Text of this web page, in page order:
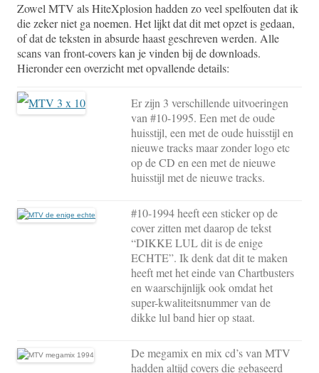
Zowel MTV als HiteXplosion hadden zo veel spelfouten dat ik
die zeker niet ga noemen. Het lijkt dat dit met opzet is gedaan,
of dat de teksten in absurde haast geschreven werden. Alle
scans van front-covers kan je vinden bij de downloads.
Hieronder een overzicht met opvallende details:
Er zijn 3 verschillende uitvoeringen
van #10-1995. Een met de oude
huisstijl, een met de oude huisstijl en
nieuwe tracks maar zonder logo etc
op de CD en een met de nieuwe
huisstijl met de nieuwe tracks.
#10-1994 heeft een sticker op de
cover zitten met daarop de tekst
“DIKKE LUL dit is de enige
ECHTE”. Ik denk dat dit te maken
heeft met het einde van Chartbusters
en waarschijnlijk ook omdat het
super-kwaliteitsnummer van de
dikke lul band hier op staat.
De megamix en mix cd’s van MTV
hadden altijd covers die gebaseerd